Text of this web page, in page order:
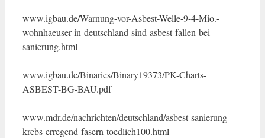
www.igbau.de/Warnung-vor-Asbest-Welle-9-4-Mio.-
wohnhaeuser-in-deutschland-sind-asbest-fallen-bei-
sanierung.html
www.igbau.de/Binaries/Binary19373/PK-Charts-
ASBEST-BG-BAU.pdf
www.mdr.de/nachrichten/deutschland/asbest-sanierung-
krebs-erregend-fasern-toedlich100.html